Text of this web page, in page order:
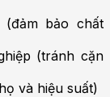
(đảm bảo chất
(tránh cặn
và hiệu suất)